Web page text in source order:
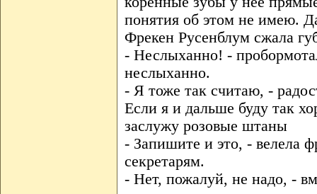
понятия об этом не имею.
Фрекен Русенблум сжала
- Неслыханно! -
неслыханно.
- Я тоже так считаю, -
Если я и дальше буду так
заслужу розовые штаны
- Запишите и это, - велела
секретарям.
- Нет, пожалуй, не надо, -